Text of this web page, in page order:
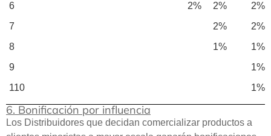
6
2% 2%
2%
7
2%
2%
8
1%
1%
9
1%
110
1%
6. Bonificación por influencia
Los Distribuidores que decidan comercializar productos a